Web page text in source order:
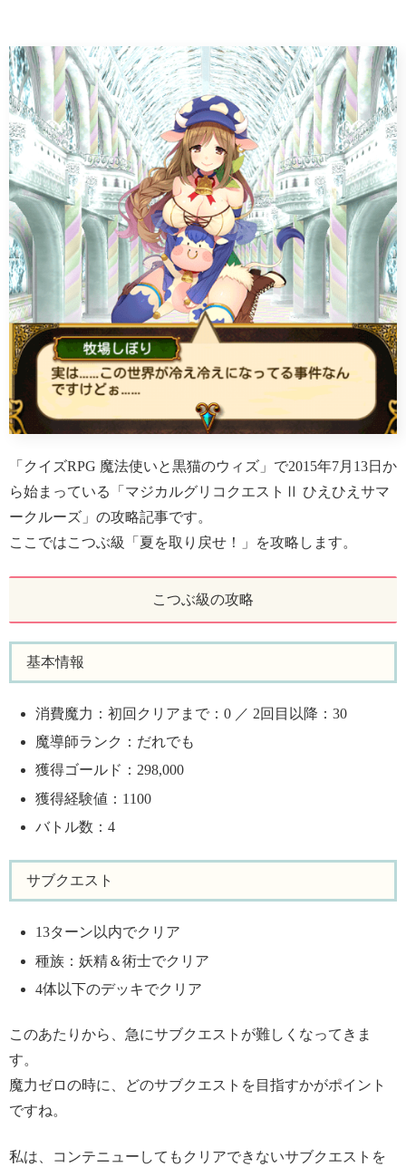
「クイズRPG 魔法使いと黒猫のウィズ」で2015年7月13日か
ら始まっている「マジカルグリコクエストⅡ ひえひえサマ
ークルーズ」の攻略記事です。
ここではこつぶ級「夏を取り戻せ！」を攻略します。
こつぶ級の攻略
基本情報
消費魔力：初回クリアまで：0 ／ 2回目以降：30
魔導師ランク：だれでも
獲得ゴールド：298,000
獲得経験値：1100
バトル数：4
サブクエスト
13ターン以内でクリア
種族：妖精＆術士でクリア
4体以下のデッキでクリア
このあたりから、急にサブクエストが難しくなってきま
す。
魔力ゼロの時に、どのサブクエストを目指すかがポイント
ですね。
私は、コンテニューしてもクリアできないサブクエストを